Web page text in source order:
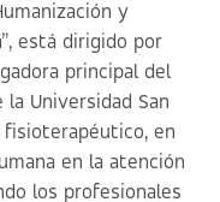
y
”, está dirigido por
principal del
Universidad San
en
en la atención
los profesionales